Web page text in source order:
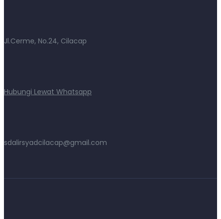
Jl.Cerme, No.24, Cilacap
Hubungi Lewat Whatsapp
sdalirsyadcilacap@gmail.com